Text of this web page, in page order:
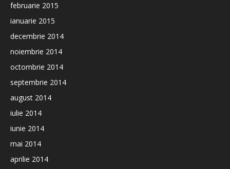
februarie 2015
ianuarie 2015
decembrie 2014
noiembrie 2014
octombrie 2014
septembrie 2014
august 2014
iulie 2014
iunie 2014
mai 2014
aprilie 2014